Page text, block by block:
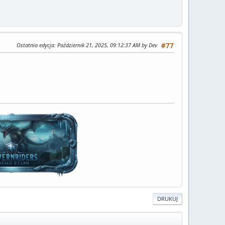
#77
Ostatnia edycja: Październik 21, 2025, 09:12:37 AM by Dev
DRUKUJ